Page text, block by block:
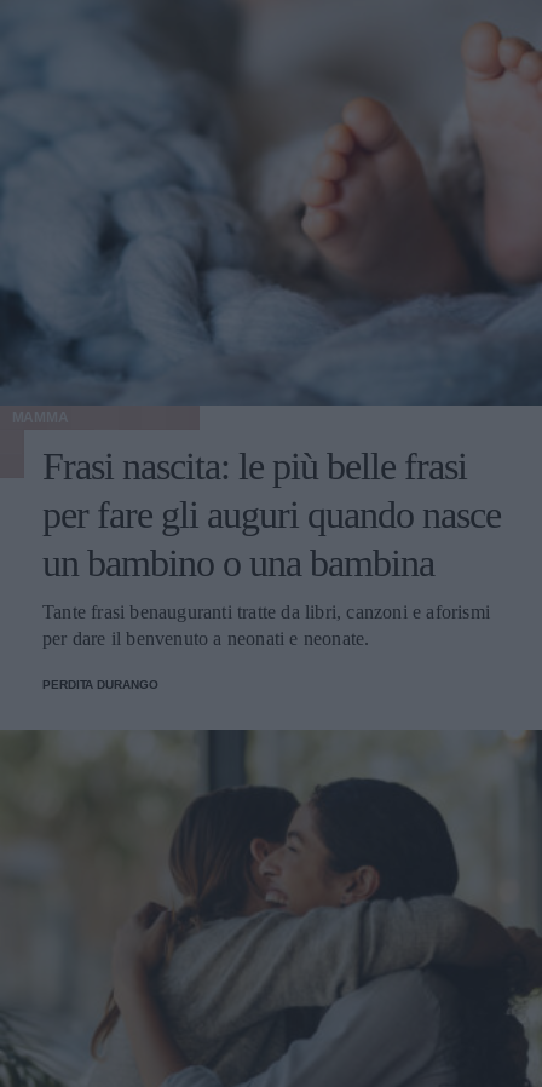
Frasi nascita: le più belle frasi
per fare gli auguri quando nasce
un bambino o una bambina
Tante frasi benauguranti tratte da libri, canzoni e aforismi
per dare il benvenuto a neonati e neonate.
PERDITA DURANGO